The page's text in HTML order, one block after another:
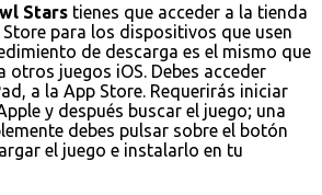
Stars tienes que acceder a la tienda
para los dispositivos que usen
de descarga es el mismo que
otros juegos iOS. Debes acceder
a la App Store. Requerirás iniciar
y después buscar el juego; una
debes pulsar sobre el botón
el juego e instalarlo en tu